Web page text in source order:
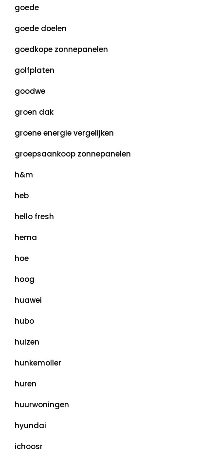
goede
goede doelen
goedkope zonnepanelen
golfplaten
goodwe
groen dak
groene energie vergelijken
groepsaankoop zonnepanelen
h&m
heb
hello fresh
hema
hoe
hoog
huawei
hubo
huizen
hunkemoller
huren
huurwoningen
hyundai
ichoosr